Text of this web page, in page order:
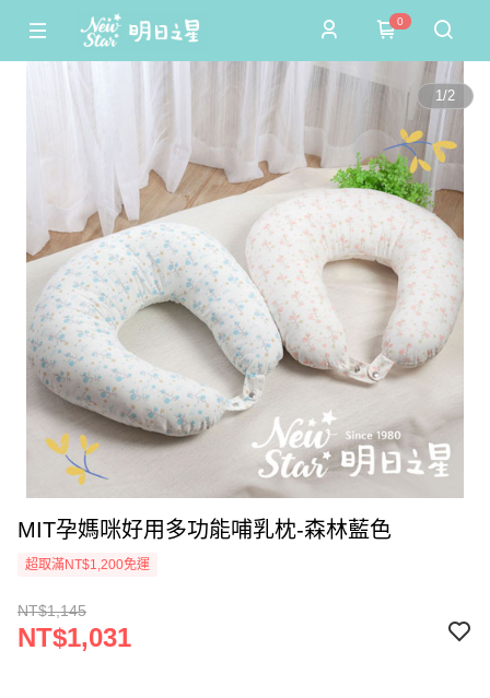
0
1/2
MIT孕媽咪好用多功能哺乳枕-森林藍色
超取滿NT$1,200免運
NT$1,145
NT$1,031